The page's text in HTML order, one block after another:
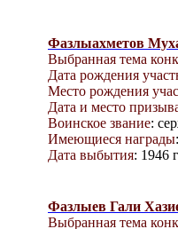
Фазлыахметов
Выбранная тема
Дата рождения
Место рождения
Дата и место
Воинское звание:
Имеющиеся награды
Дата выбытия: 1946
Фазлыев Гали
Выбранная тема